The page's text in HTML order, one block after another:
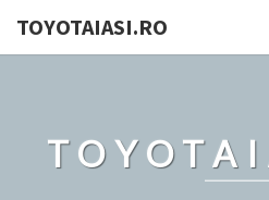
TOYOTAIASI.RO